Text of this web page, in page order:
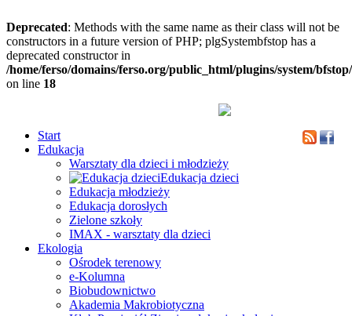
Deprecated: Methods with the same name as their class will not be
constructors in a future version of PHP; plgSystembfstop has a
deprecated constructor in
/home/ferso/domains/ferso.org/public_html/plugins/system/
on line 18
Start
Edukacja
Warsztaty dla dzieci i młodzieży
Edukacja dzieci
Edukacja młodzieży
Edukacja dorosłych
Zielone szkoły
IMAX - warsztaty dla dzieci
Ekologia
Ośrodek terenowy
e-Kolumna
Biobudownictwo
Akademia Makrobiotyczna